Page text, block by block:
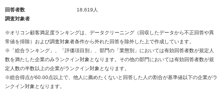
回答者数
18,619人
調査対象者
※オリコン顧客満足度ランキングは、データクリーニング（回収したデータから不正回答や異
常値を排除）および調査対象者条件から外れた回答を除外した上で作成しています。
※「総合ランキング」、「評価項目別」、部門の「業態別」においては有効回答者数が規定人
数を満たした企業のみランクイン対象となります。その他の部門においては有効回答者数が規
定人数の半数以上の企業がランクイン対象となります。
※総合得点が60.00点以上で、他人に薦めたくないと回答した人の割合が基準値以下の企業がラ
ンクイン対象となります。